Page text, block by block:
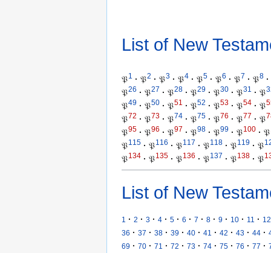
List of New
𝔓1 · 𝔓2 · 𝔓3 · 𝔓4 · 𝔓5 · 𝔓6 · 𝔓7 · 𝔓8 ·
𝔓26 · 𝔓27 · 𝔓28 · 𝔓29 · 𝔓30 · 𝔓31 · 𝔓
𝔓49 · 𝔓50 · 𝔓51 · 𝔓52 · 𝔓53 · 𝔓54 · 𝔓
𝔓72 · 𝔓73 · 𝔓74 · 𝔓75 · 𝔓76 · 𝔓77 · 𝔓
𝔓95 · 𝔓96 · 𝔓97 · 𝔓98 · 𝔓99 · 𝔓100 · 𝔓
𝔓115 · 𝔓116 · 𝔓117 · 𝔓118 · 𝔓119 · 𝔓
𝔓134 · 𝔓135 · 𝔓136 · 𝔓137 · 𝔓138 · 𝔓
List of New
1 · 2 · 3 · 4 · 5 · 6 · 7 · 8 · 9 · 10 · 11 · 12
36 · 37 · 38 · 39 · 40 · 41 · 42 · 43 · 44 ·
69 · 70 · 71 · 72 · 73 · 74 · 75 · 76 · 77 ·